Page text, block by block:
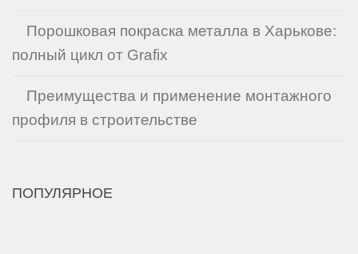
Порошковая покраска металла в Харькове:
полный цикл от Grafix
Преимущества и применение монтажного
профиля в строительстве
ПОПУЛЯРНОЕ